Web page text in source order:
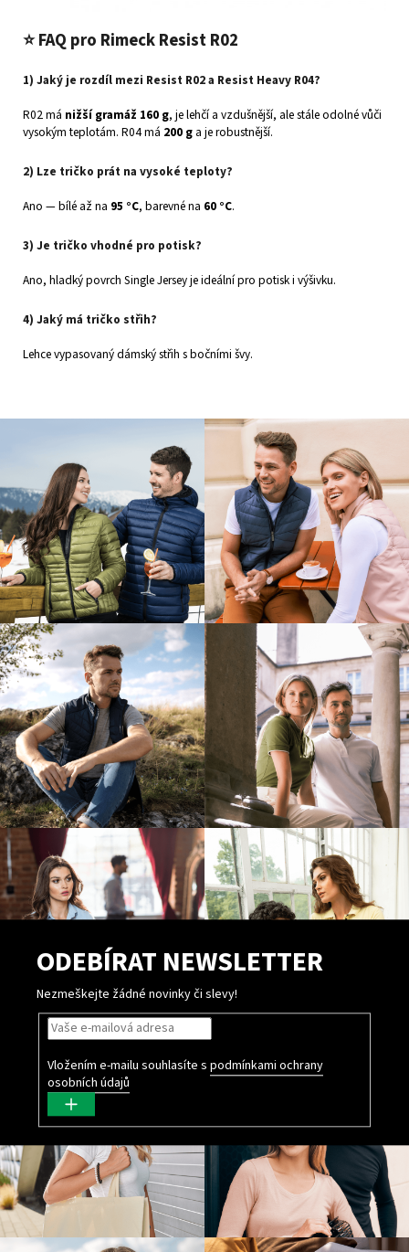
⭐ FAQ pro Rimeck Resist R02
1) Jaký je rozdíl mezi Resist R02 a Resist Heavy R04?
R02 má nižší gramáž 160 g, je lehčí a vzdušnější, ale stále odolné vůči
vysokým teplotám. R04 má 200 g a je robustnější.
2) Lze tričko prát na vysoké teploty?
Ano — bílé až na 95 °C, barevné na 60 °C.
3) Je tričko vhodné pro potisk?
Ano, hladký povrch Single Jersey je ideální pro potisk i výšivku.
4) Jaký má tričko střih?
Lehce vypasovaný dámský střih s bočními švy.
ODEBÍRAT NEWSLETTER
Nezmeškejte žádné novinky či slevy!
Vložením e-mailu souhlasíte s podmínkami ochrany
osobních údajů
PŘIHLÁSIT
SE